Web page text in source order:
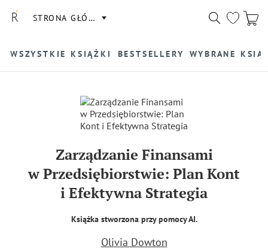
STRONA GŁÓWNA
WSZYSTKIE KSIĄŻKI BESTSELLERY WYBRANE
Zarządzanie Finansami
w Przedsiębiorstwie: Plan Kont
i Efektywna Strategia
Książka stworzona przy pomocy AI.
Olivia Dowton